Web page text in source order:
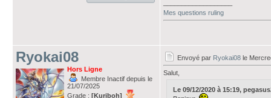
Mes questions ruling
Ryokai08
Hors Ligne
Membre Inactif depuis le
21/07/2025
Grade : [Kuriboh]
Envoyé par Ryokai08 le
Salut,
Le 09/12/2020 à 15:19,